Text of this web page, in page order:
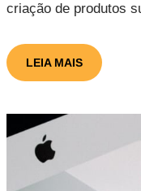
criação de produtos
LEIA MAIS